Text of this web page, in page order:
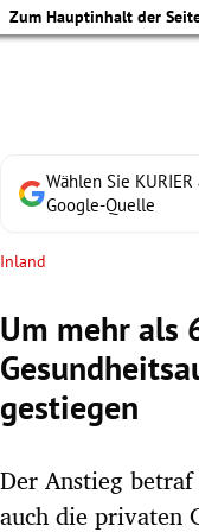
Zum Hauptinhalt der
Wählen Sie
Google-Quelle
Inland
Um mehr als
gestiegen
Der Anstieg
auch die privaten